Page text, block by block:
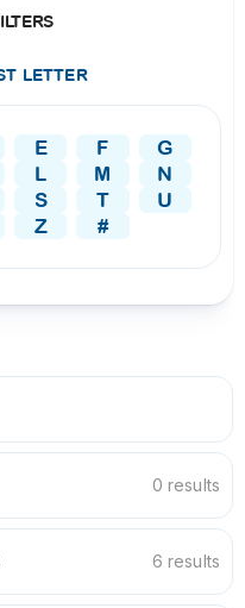
LETTER
E F
G
L M
N
S T
U
Z #
0 results
6 results